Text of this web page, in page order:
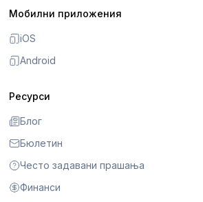
Мобилни приложения
iOS
Android
Ресурси
Блог
Бюлетин
Често задавани прашања
Финанси